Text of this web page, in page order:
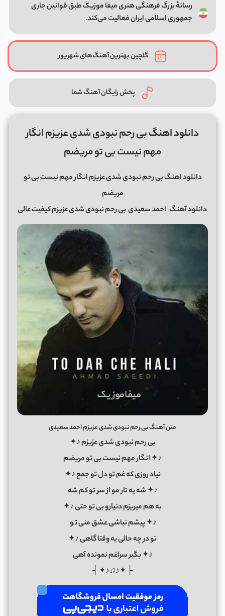
رسانهٔ بزرگ فرهنگی هنری میفا موزیک طبق قوانین جاری
جمهوری اسلامی ایران فعالیت می‌کند.
گلچین بهترین آهنگ‌های شهریور
پخش رایگان آهنگ شما
دانلود اهنگ بی رحم نبودی شدی عزیزم انگار
مهم نیست بی تو مریضم
دانلود اهنگ بی رحم نبودی شدی عزیزم انگار مهم نیست بی تو
مریضم
دانلود آهنگ احمد سعیدیبی رحم نبودی شدی عزیزم کیفیت عالی
متن آهنگ بی رحم نبودی شدی عزیزم احمد سعیدی
بی رحم نبودی شدی عزیزم ♪✦
♪✦ انگار مهم نیست بی تو مریضم
نياد روزی كه غم تو دل تو جمع ♪✦
♪✦ شه يه تار مو از سر تو كم شه
به هم ميريزم دنيارو بی تو حتی ♪✦
♪✦ پيشم نباشی عشق منی تو
تو در چه حالی یه وقتا گاهی ♪✦
♪✦ بگیر سراغم نمونده آهی
├ ✦♪♫♪✦ ┤